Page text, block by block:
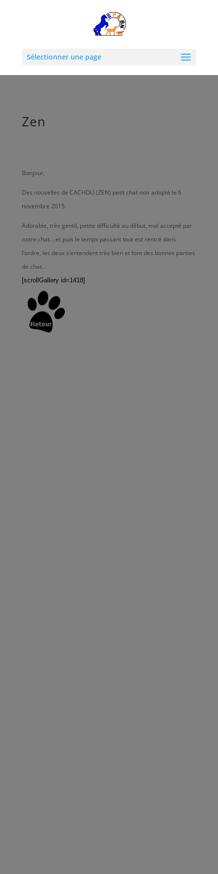
Sélectionner une page
Zen
Bonjour,
Des nouvelles de CACHOU (ZEN) petit chat noir adopté le 6
novembre 2015.
Adorable, très gentil, petite difficulté au début, mal accepté par
notre chat… et puis le temps passant tout est rentré dans
l’ordre, les deux s’entendent très bien et font des bonnes parties
de chat…
[scrollGallery id=1418]